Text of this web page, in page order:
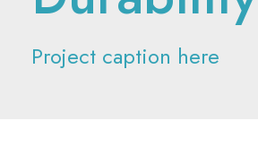
Project caption here